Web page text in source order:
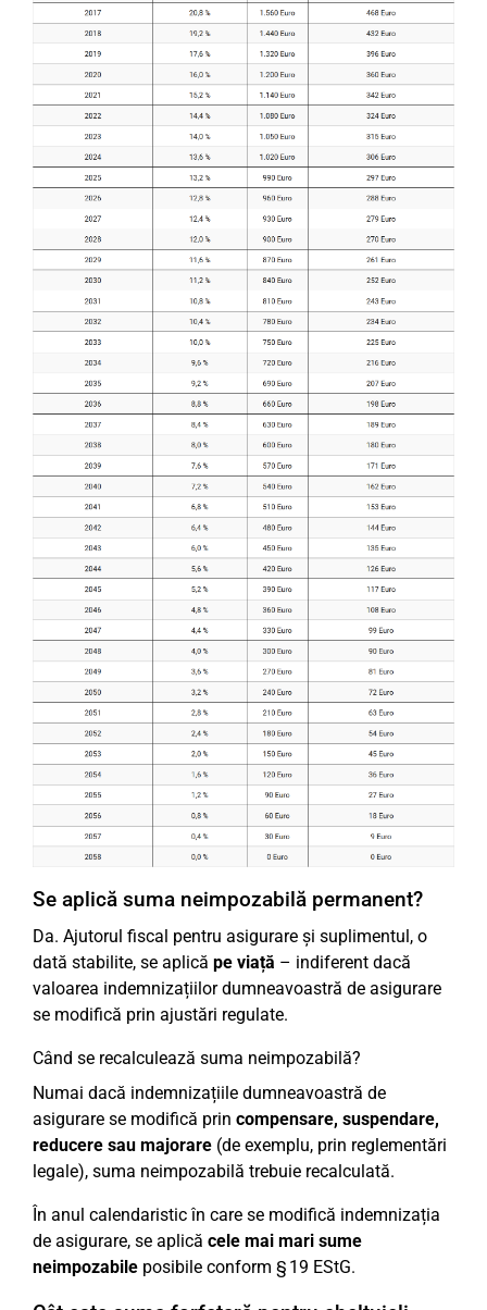
Se aplică suma neimpozabilă permanent?
Da. Ajutorul fiscal pentru asigurare și suplimentul, o
dată stabilite, se aplică pe viață – indiferent dacă
valoarea indemnizațiilor dumneavoastră de asigurare
se modifică prin ajustări regulate.
Când se recalculează suma neimpozabilă?
Numai dacă indemnizațiile dumneavoastră de
asigurare se modifică prin compensare, suspendare,
reducere sau majorare (de exemplu, prin reglementări
legale), suma neimpozabilă trebuie recalculată.
În anul calendaristic în care se modifică indemnizația
de asigurare, se aplică cele mai mari sume
neimpozabile posibile conform § 19 EStG.